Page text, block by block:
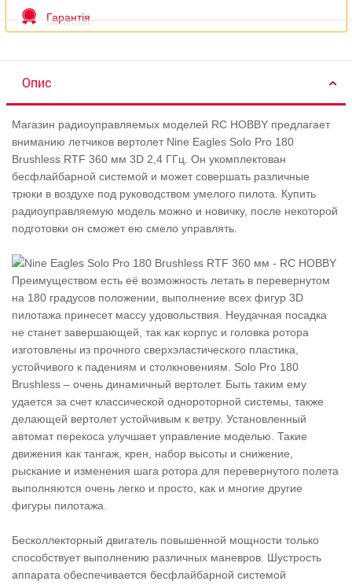
Гарантія
Опис
Магазин радиоуправляемых моделей RC HOBBY предлагает
вниманию летчиков вертолет Nine Eagles Solo Pro 180
Brushless RTF 360 мм 3D 2,4 ГГц. Он укомплектован
бесфлайбарной системой и может совершать различные
трюки в воздухе под руководством умелого пилота. Купить
радиоуправляемую модель можно и новичку, после некоторой
подготовки он сможет ею смело управлять.
Преимуществом есть её возможность летать в перевернутом
на 180 градусов положении, выполнение всех фигур 3D
пилотажа принесет массу удовольствия. Неудачная посадка
не станет завершающей, так как корпус и головка ротора
изготовлены из прочного сверхэластического пластика,
устойчивого к падениям и столкновениям. Solo Pro 180
Brushless – очень динамичный вертолет. Быть таким ему
удается за счет классической однороторной системы, также
делающей вертолет устойчивым к ветру. Установленный
автомат перекоса улучшает управление моделью. Такие
движения как тангаж, крен, набор высоты и снижение,
рыскание и изменения шага ротора для перевернутого полета
выполняются очень легко и просто, как и многие другие
фигуры пилотажа.
Бесколлекторный двигатель повышенной мощности только
способствует выполнению различных маневров. Шустрость
аппарата обеспечивается бесфлайбарной системой